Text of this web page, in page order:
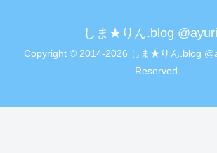
しま★りん.blog
Copyright © 2014-2026 しま★りん.blog
Reserved.